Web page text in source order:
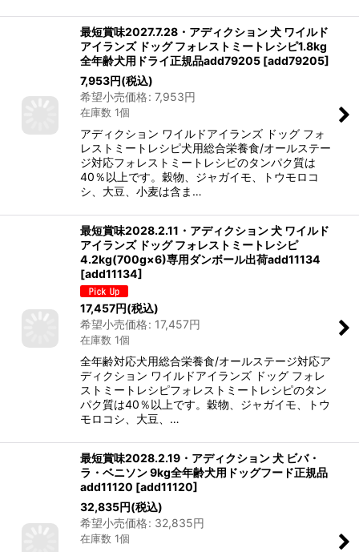
最短賞味2027.7.28・アディクション 犬 ワイルド
アイランズ ドッグ フォレストミートレシピ1.8kg
全年齢犬用ドライ正規品add79205 [add79205]
7,953円(税込)
希望小売価格: 7,953円
在庫数 1個
アディクション ワイルドアイランズ ドッグ フォ
レストミートレシピ犬用総合栄養食/オールステー
ジ対応フォレストミートレシピのタンパク質は
40％以上です。穀物、ジャガイモ、トウモロコ
シ、大豆、小麦は含ま…
最短賞味2028.2.11・アディクション 犬 ワイルド
アイランズ ドッグ フォレストミートレシピ
4.2kg(700g×6)専用ダンボール出荷add11134
[add11134]
17,457円(税込)
希望小売価格: 17,457円
在庫数 1個
全年齢対応犬用総合栄養食/オールステージ対応ア
ディクション ワイルドアイランズ ドッグ フォレ
ストミートレシピフォレストミートレシピのタン
パク質は40％以上です。穀物、ジャガイモ、トウ
モロコシ、大豆、…
最短賞味2028.2.19・アディクション 犬 ビバ・
ラ・ベニソン 9kg全年齢犬用ドッグフード正規品
add11120 [add11120]
32,835円(税込)
希望小売価格: 32,835円
在庫数 1個